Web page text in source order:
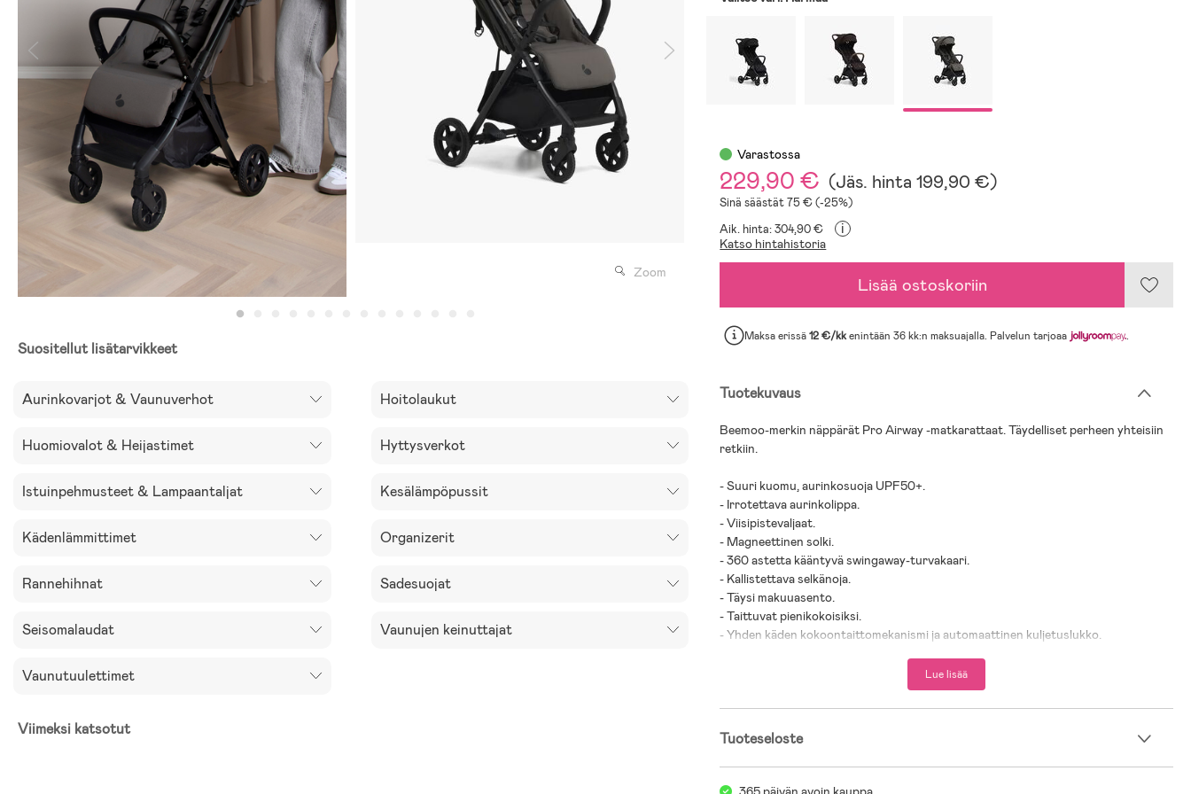
Zoom
Suositellut lisätarvikkeet
Aurinkovarjot & Vaunuverhot
Huomiovalot & Heijastimet
Istuinpehmusteet & Lampaantaljat
Kädenlämmittimet
Rannehihnat
Seisomalaudat
Vaunutuulettimet
Hoitolaukut
Hyttysverkot
Kesälämpöpussit
Organizerit
Sadesuojat
Vaunujen keinuttajat
Viimeksi katsotut
Varastossa
229,90 € (Jäs. hinta 199,90 €)
Sinä säästät 75 € (-25%)
Aik. hinta: 304,90 €
i
Katso hintahistoria
Lisää ostoskoriin
Maksa erissä12 €/kkenintään 36 kk:n maksuajalla. Palvelun tarjoaa .
Tuotekuvaus
Beemoo-merkin näppärät Pro Airway -matkarattaat. Täydelliset perheen yhteisiin
retkiin.
- Suuri kuomu, aurinkosuoja UPF50+.
- Irrotettava aurinkolippa.
- Viisipistevaljaat.
- Magneettinen solki.
- 360 astetta kääntyvä swingaway-turvakaari.
- Kallistettava selkänoja.
- Täysi makuuasento.
- Taittuvat pienikokoisiksi.
- Yhden käden kokoontaittomekanismi ja automaattinen kuljetuslukko.
- Testattu ja hyväksytty EU-säädösten EN 1888-1 & 2:2018+A1:2022 mukaisesti.
- Tavarakorin enimmäiskuormitus: 3 kg.
- Ikäsuositus: 6 kk +.
- IATA-hyväksytyt. Eri lentoyhtiöillä voi olla erilaiset käsimatkatavaroita koskevat
Lue lisää
Tuoteseloste